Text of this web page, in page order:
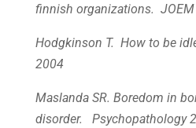
finnish organizations.
Hodgkinson T. How to be
2004
Maslanda SR. Boredom in
disorder. Psychopathology